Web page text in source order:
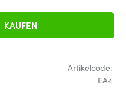
KAUFEN
Artikelcode:
EA4